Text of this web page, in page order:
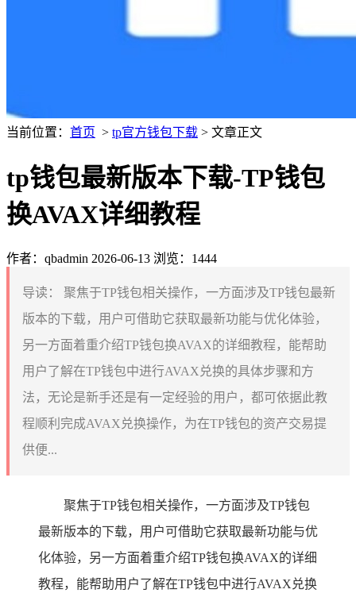
当前位置： 首页 > tp官方钱包下载 > 文章正文
tp钱包最新版本下载-TP钱包
换AVAX详细教程
作者：qbadmin 2026-06-13 浏览：1444
导读：
聚焦于TP钱包相关操作，一方面涉及TP钱包最新
版本的下载，用户可借助它获取最新功能与优化体验，
另一方面着重介绍TP钱包换AVAX的详细教程，能帮助
用户了解在TP钱包中进行AVAX兑换的具体步骤和方
法，无论是新手还是有一定经验的用户，都可依据此教
程顺利完成AVAX兑换操作，为在TP钱包的资产交易提
供便...
聚焦于TP钱包相关操作，一方面涉及TP钱包
最新版本的下载，用户可借助它获取最新功能与优
化体验，另一方面着重介绍TP钱包换AVAX的详细
教程，能帮助用户了解在TP钱包中进行AVAX兑换